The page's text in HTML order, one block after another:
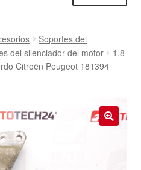
Soportes del
del silenciador del motor
1.8
Citroën Peugeot 181394